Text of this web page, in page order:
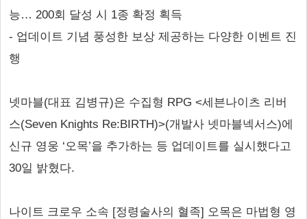
능… 200회 달성 시 1종 확정 획득
- 업데이트 기념 풍성한 보상 제공하는 다양한 이벤트 진
행
넷마블(대표 김병규)은 수집형 RPG <세븐나이츠 리버
스(Seven Knights Re:BIRTH)>(개발사 넷마블넥서스)에
신규 영웅 ‘오목’을 추가하는 등 업데이트를 실시했다고
30일 밝혔다.
나이트 크로우 소속 [정령술사의 혈족] 오목은 마법형 영